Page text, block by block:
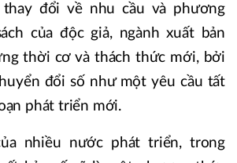
đổi về nhu cầu và phương
của độc giả, ngành xuất bản
thời cơ và thách thức mới, bởi
đổi số như một yêu cầu tất
phát triển mới.
nhiều nước phát triển, trong